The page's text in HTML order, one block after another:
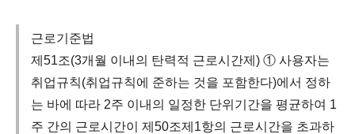
근로기준법
제51조(3개월 이내의 탄력적 근로시간제) ① 사용자는
취업규칙(취업규칙에 준하는 것을 포함한다)에서 정하
는 바에 따라 2주 이내의 일정한 단위기간을 평균하여 1
주 간의 근로시간이 제50조제1항의 근로시간을 초과하